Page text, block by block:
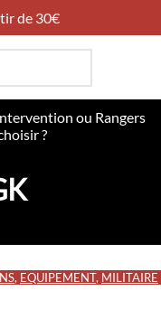
de 30€
ou Rangers
?
, EQUIPEMENT, MILITAIRE